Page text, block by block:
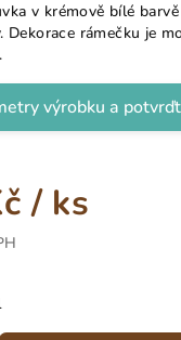
v krémově bílé
Dekorace rámečku je
výrobku a
/ ks